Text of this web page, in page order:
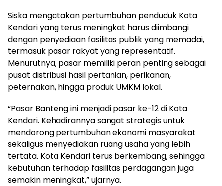
Siska mengatakan pertumbuhan penduduk Kota
Kendari yang terus meningkat harus diimbangi
dengan penyediaan fasilitas publik yang memadai,
termasuk pasar rakyat yang representatif.
Menurutnya, pasar memiliki peran penting sebagai
pusat distribusi hasil pertanian, perikanan,
peternakan, hingga produk UMKM lokal.
“Pasar Banteng ini menjadi pasar ke-12 di Kota
Kendari. Kehadirannya sangat strategis untuk
mendorong pertumbuhan ekonomi masyarakat
sekaligus menyediakan ruang usaha yang lebih
tertata. Kota Kendari terus berkembang, sehingga
kebutuhan terhadap fasilitas perdagangan juga
semakin meningkat,” ujarnya.